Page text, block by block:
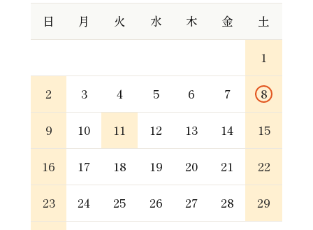
日 月 火 水 木 金 土
1
2 3 4 5 6 7 8
9 10 11 12 13 14 15
16 17 18 19 20 21 22
23 24 25 26 27 28 29